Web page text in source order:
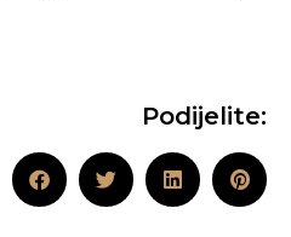
Podijelite: